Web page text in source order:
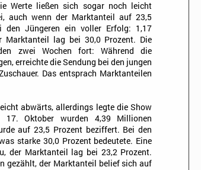
Werte ließen sich sogar noch leicht
auch wenn der Marktanteil auf 23,5
den Jüngeren ein voller Erfolg: 1,17
Marktanteil lag bei 30,0 Prozent. Die
zwei Wochen fort: Während die
erreichte die Sendung bei den jungen
Das entsprach Marktanteilen
abwärts, allerdings legte die Show
Oktober wurden 4,39 Millionen
auf 23,5 Prozent beziffert. Bei den
starke 30,0 Prozent bedeutete. Eine
der Marktanteil lag bei 23,2 Prozent.
gezählt, der Marktanteil belief sich auf